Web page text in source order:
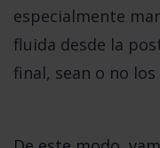
especialmente
fluida desde la
final, sean o no los